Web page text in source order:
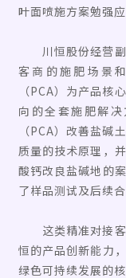
叶面喷施方案勉强应
川恒股份经营
客商的施肥场景
（PCA）为产品核
向的全套施肥解
（PCA）改善盐碱
质量的技术原理，
酸钙改良盐碱地的
了样品测试及后续
这类精准对接
恒的产品创新能力
绿色可持续发展的核